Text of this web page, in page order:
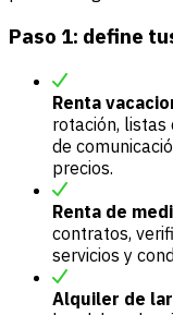
Paso 1: define
Renta
rotación, listas
de
precios.
Renta de
contratos,
servicios y
Alquiler de